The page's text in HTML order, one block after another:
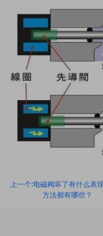
上一个:电磁阀坏了有什么表
方法都有哪些？